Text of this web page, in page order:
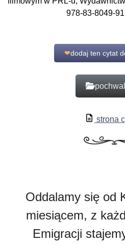
978-83-8049-
❤dodaj ten cytat
strona
Oddalamy się od
miesiącem, z
Emigracji